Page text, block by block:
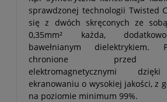
sprawdzonej technologii Twisted
się z dwóch skręconych ze
0,35mm² każda,
bawełnianym dielektrykiem.
chronione przed
elektromagnetycznymi
ekranowaniu o wysokiej jakości, z
na poziomie minimum 99%.